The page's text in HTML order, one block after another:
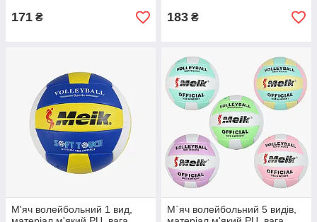
171 ₴ 183 ₴
М'яч волейбольний 1 вид,
М`яч волейбольний 5 видів,